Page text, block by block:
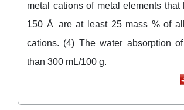
metal cations of metal elements
150 Å are at least 25 mass % of
cations. (4) The water absorption
than 300 mL/100 g.